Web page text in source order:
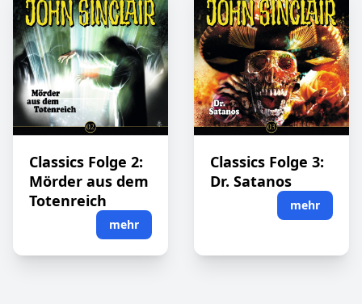
Classics Folge 2:
Mörder aus dem
Totenreich
mehr
Classics Folge 3:
Dr. Satanos
mehr